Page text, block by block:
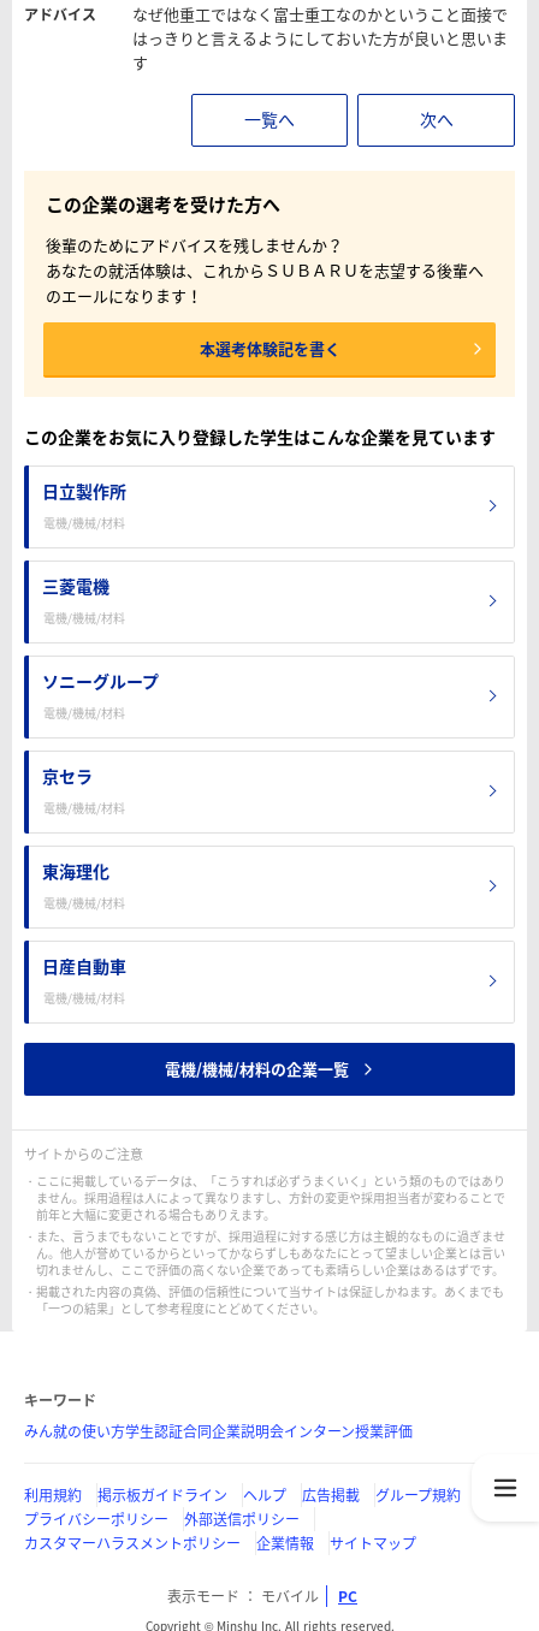
アドバイス
なぜ他重工ではなく富士重工なのかということ面接で
はっきりと言えるようにしておいた方が良いと思いま
す
一覧へ 次へ
この企業の選考を受けた方へ
後輩のためにアドバイスを残しませんか？
あなたの就活体験は、これからＳＵＢＡＲＵを志望する後輩へ
のエールになります！
本選考体験記を書く
この企業をお気に入り登録した学生はこんな企業を見ています
日立製作所
電機/機械/材料
三菱電機
電機/機械/材料
ソニーグループ
電機/機械/材料
京セラ
電機/機械/材料
東海理化
電機/機械/材料
日産自動車
電機/機械/材料
電機/機械/材料の企業一覧
サイトからのご注意
ここに掲載しているデータは、「こうすれば必ずうまくいく」という類のものではあり
ません。採用過程は人によって異なりますし、方針の変更や採用担当者が変わることで
前年と大幅に変更される場合もありえます。
また、言うまでもないことですが、採用過程に対する感じ方は主観的なものに過ぎませ
ん。他人が誉めているからといってかならずしもあなたにとって望ましい企業とは言い
切れませんし、ここで評価の高くない企業であっても素晴らしい企業はあるはずです。
掲載された内容の真偽、評価の信頼性について当サイトは保証しかねます。あくまでも
「一つの結果」として参考程度にとどめてください。
キーワード
みん就の使い方学生認証合同企業説明会インターン授業評価
利用規約 掲示板ガイドライン ヘルプ 広告掲載
グループ規約
プライバシーポリシー
外部送信ポリシー
カスタマーハラスメントポリシー
企業情報 サイトマップ
表示モード モバイル PC
Copyright © Minshu Inc. All rights reserved.